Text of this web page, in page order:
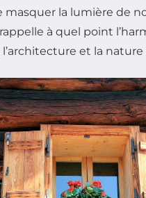
masquer la lumière de
à quel point
l’architecture et la